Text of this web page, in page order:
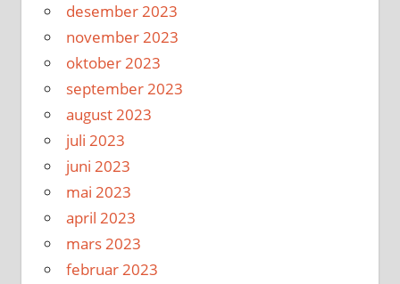
desember 2023
november 2023
oktober 2023
september 2023
august 2023
juli 2023
juni 2023
mai 2023
april 2023
mars 2023
februar 2023